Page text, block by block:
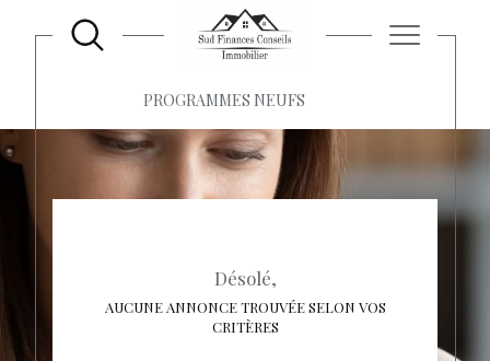
PROGRAMMES NEUFS
Désolé,
AUCUNE ANNONCE TROUVÉE SELON VOS
CRITÈRES